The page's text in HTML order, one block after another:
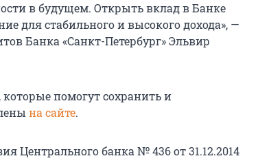
в будущем. Открыть вклад в Банке
для стабильного и высокого дохода», —
Банка «Санкт-Петербург» Эльвир
помогут сохранить и
на сайте.
Центрального банка № 436 от 31.12.2014